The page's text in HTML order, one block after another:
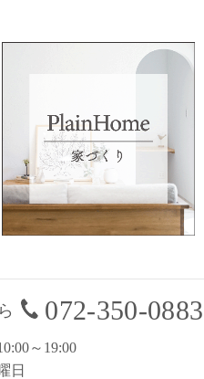
072-350-0883
～19:00
日